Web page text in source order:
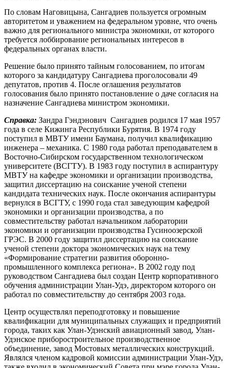
По словам Наговицына, Сангадиев пользуется огромным
авторитетом и уважением на федеральном уровне, что очень
важно для регионального министра экономики, от которого
требуется лоббирование региональных интересов в
федеральных органах власти.
Решение было принято тайным голосованием, по итогам
которого за кандидатуру Сангадиева проголосовали 49
депутатов, против 4. После оглашения результатов
голосования было принято постановление о даче согласия на
назначение Сангадиева министром экономики.
Справка: Зандра Гэндэнович Сангадиев родился 17 мая 1957
года в селе Кижинга Республики Бурятия. В 1974 году
поступил в МВТУ имени Баумана, получил квалификацию
инженера – механика. С 1980 года работал преподавателем в
Восточно-Сибирском государственном технологическом
университете (ВСГТУ). В 1983 году поступил в аспирантуру
МВТУ на кафедре экономики и организации производства,
защитил диссертацию на соискание ученой степени
кандидата технических наук. После окончания аспирантуры
вернулся в ВСГТУ, с 1990 года стал заведующим кафедрой
экономики и организации производства, а по
совместительству работал начальником лаборатории
экономики и организации производства Гусиноозерской
ГРЭС. В 2000 году защитил диссертацию на соискание
ученой степени доктора экономических наук на тему
«Формирование стратегии развития оборонно-
промышленного комплекса региона». В 2002 году под
руководством Сангадиева был создан Центр корпоративного
обучения администрации Улан-Удэ, директором которого он
работал по совместительству до сентября 2003 года.
Центр осуществлял переподготовку и повышение
квалификации для муниципальных служащих и предприятий
города, таких как Улан-Удэнский авиационный завод, Улан-
Удэнское приборостроительное производственное
объединение, завод Мостовых металлических конструкций.
Являлся членом кадровой комиссии администрации Улан-Удэ,